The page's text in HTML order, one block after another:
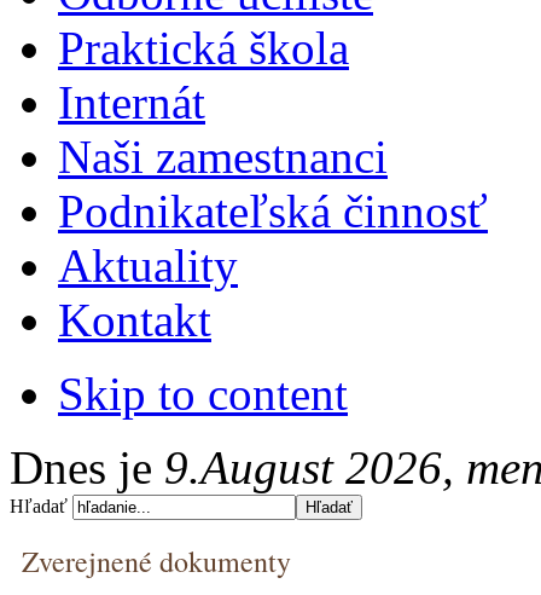
Praktická škola
Internát
Naši zamestnanci
Podnikateľská činnosť
Aktuality
Kontakt
Skip to content
Dnes je 9.August 2026,
Hľadať
Zverejnené dokumenty